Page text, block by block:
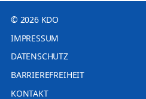
© 2026 KDO
IMPRESSUM
DATENSCHUTZ
BARRIEREFREIHEIT
KONTAKT